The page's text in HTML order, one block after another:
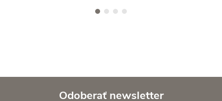
Odoberať newsletter